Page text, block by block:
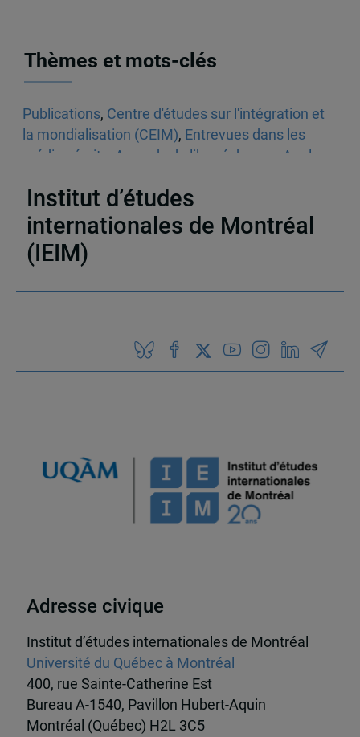
Thèmes et mots-clés
Publications, Centre d'études sur l'intégration et
la mondialisation (CEIM), Entrevues dans les
médias écrits
Accords de libre-échange
Analyse
Institut d’études
internationales de Montréal
(IEIM)
Adresse civique
Institut d’études internationales de Montréal
Université du Québec à Montréal
400, rue Sainte-Catherine Est
Bureau A-1540, Pavillon Hubert-Aquin
Montréal (Québec) H2L 3C5